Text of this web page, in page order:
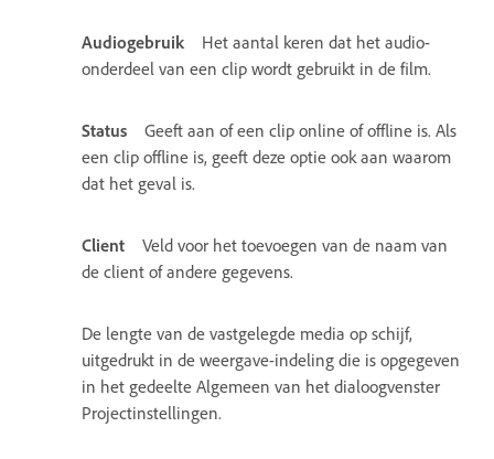
Audiogebruik
Het aantal keren dat het audio-
onderdeel van een clip wordt gebruikt in de film.
Status
Geeft aan of een clip online of offline is. Als
een clip offline is, geeft deze optie ook aan waarom
dat het geval is.
Client
Veld voor het toevoegen van de naam van
de client of andere gegevens.
De lengte van de vastgelegde media op schijf,
uitgedrukt in de weergave-indeling die is opgegeven
in het gedeelte Algemeen van het dialoogvenster
Projectinstellingen.